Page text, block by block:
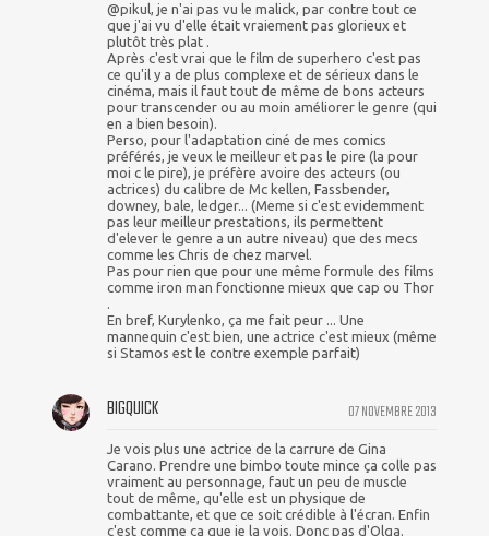
@pikul, je n'ai pas vu le malick, par contre tout ce
que j'ai vu d'elle était vraiement pas glorieux et
plutôt très plat .
Après c'est vrai que le film de superhero c'est pas
ce qu'il y a de plus complexe et de sérieux dans le
cinéma, mais il faut tout de même de bons acteurs
pour transcender ou au moin améliorer le genre (qui
en a bien besoin).
Perso, pour l'adaptation ciné de mes comics
préférés, je veux le meilleur et pas le pire (la pour
moi c le pire), je préfère avoire des acteurs (ou
actrices) du calibre de Mc kellen, Fassbender,
downey, bale, ledger... (Meme si c'est evidemment
pas leur meilleur prestations, ils permettent
d'elever le genre a un autre niveau) que des mecs
comme les Chris de chez marvel.
Pas pour rien que pour une même formule des films
comme iron man fonctionne mieux que cap ou Thor
.
En bref, Kurylenko, ça me fait peur ... Une
mannequin c'est bien, une actrice c'est mieux (même
si Stamos est le contre exemple parfait)
07 NOVEMBRE 2013
BIGQUICK
Je vois plus une actrice de la carrure de Gina
Carano. Prendre une bimbo toute mince ça colle pas
vraiment au personnage, faut un peu de muscle
tout de même, qu'elle est un physique de
combattante, et que ce soit crédible à l'écran. Enfin
c'est comme ça que je la vois. Donc pas d'Olga.